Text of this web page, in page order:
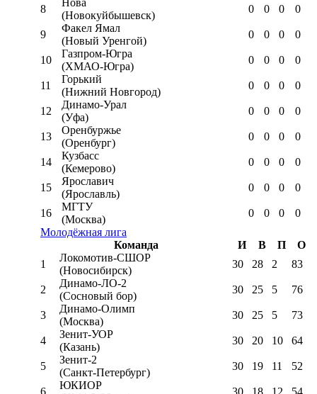
8
Нова
(Новокуйбышевск)
0 0 0 0
9
Факел Ямал
(Новый Уренгой)
0 0 0 0
10
Газпром-Югра
(ХМАО-Югра)
0 0 0 0
11
Горький
(Нижний Новгород)
0 0 0 0
12
Динамо-Урал
(Уфа)
0 0 0 0
13
Оренбуржье
(Оренбург)
0 0 0 0
14
Кузбасс
(Кемерово)
0 0 0 0
15
Ярославич
(Ярославль)
0 0 0 0
16
МГТУ
(Москва)
0 0 0
0
Молодёжная лига
Команда
И В П
О
1
Локомотив-CШОР
(Новосибирск)
30 28 2 83
2
Динамо-ЛО-2
(Сосновый бор)
30 25 5 76
3
Динамо-Олимп
(Москва)
30 25 5 73
4
Зенит-УОР
(Казань)
30 20 10 64
5
Зенит-2
(Санкт-Петербург)
30 19 11 52
6
ЮКИОР
30 18 12 54